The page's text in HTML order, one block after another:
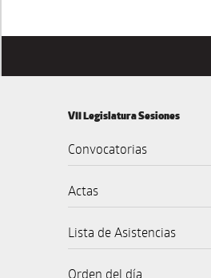
VII Legislatura Sesiones
Convocatorias
Actas
Lista de Asistencias
Orden del día